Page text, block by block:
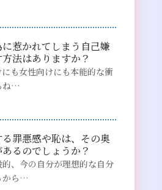
惹かれてしまう自己嫌
法はありますか？
も女性向けにも本能的な衝
ね…
罪悪感や恥は、その奥
るのでしょうか？
、今の自分が理想的な自分
から…